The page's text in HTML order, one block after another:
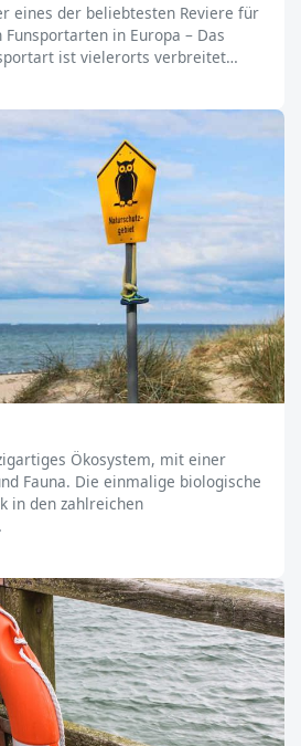
eines der beliebtesten Reviere für
in Europa – Das
ist vielerorts verbreitet…
Ökosystem, mit einer
Fauna. Die einmalige biologische
in den zahlreichen